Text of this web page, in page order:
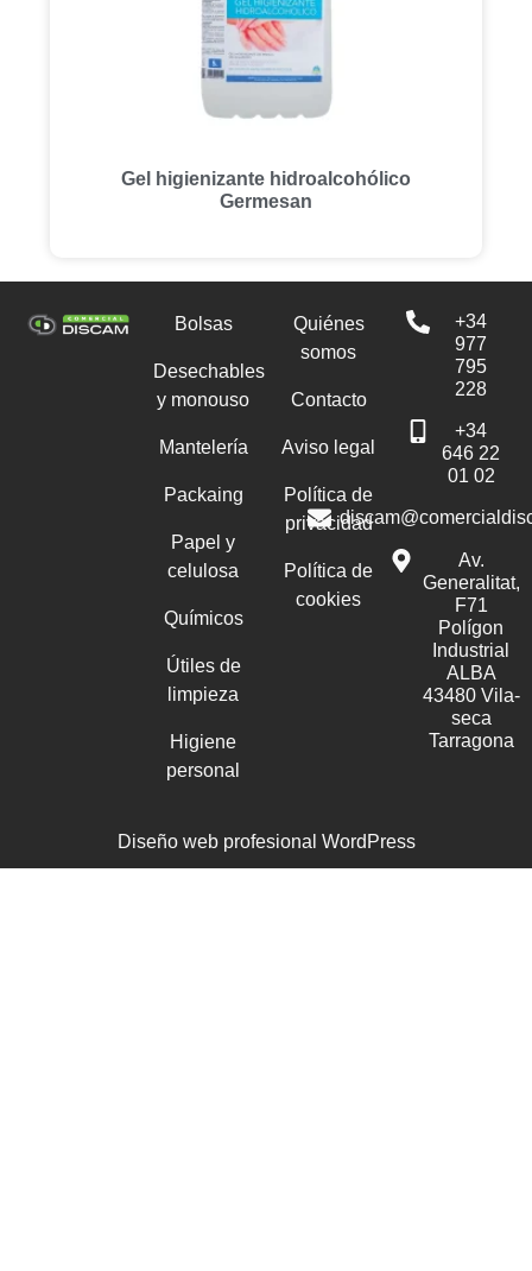
Gel higienizante hidroalcohólico
Germesan
Bolsas
Desechables
y monouso
Mantelería
Packaing
Papel y
celulosa
Químicos
Útiles de
limpieza
Higiene
personal
Quiénes
somos
Contacto
Aviso legal
Política de
privacidad
Política de
cookies
+34
977
795
228
+34
646 22
01 02
Av.
Generalitat,
F71
Polígon
Industrial
ALBA
43480 Vila-
seca
Tarragona
Diseño web profesional WordPress